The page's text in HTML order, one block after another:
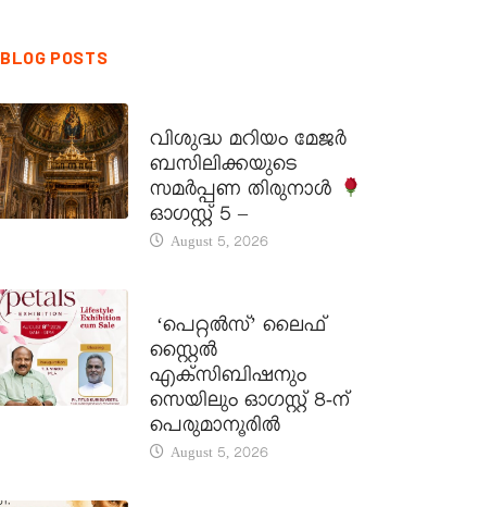
BLOG POSTS
വിശുദ്ധ മറിയം മേജർ
ബസിലിക്കയുടെ
സമർപ്പണ തിരുനാൾ
ഓഗസ്റ്റ് 5 –
August 5, 2026
‘പെറ്റൽസ്’ ലൈഫ്
സ്റ്റൈൽ
എക്സിബിഷനും
സെയിലും ഓഗസ്റ്റ് 8-ന്
പെരുമാനൂരിൽ
August 5, 2026